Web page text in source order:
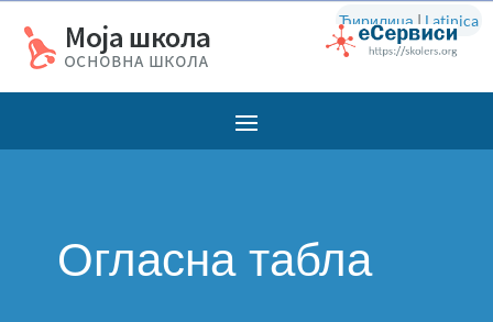
Ћирилица | Latinica
Огласна табла